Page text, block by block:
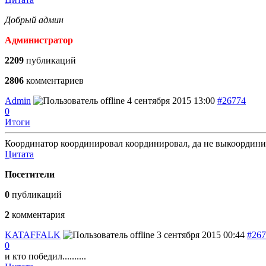
Добрый админ
Администратор
2209 публикаций
2806 комментариев
Admin
4 сентября 2015 13:00 #26774
0
Итоги
Координатор координировал координировал, да не
Цитата
Посетители
0 публикаций
2 комментария
KATAFFALK
3 сентября 2015 00:44
0
и кто победил..........